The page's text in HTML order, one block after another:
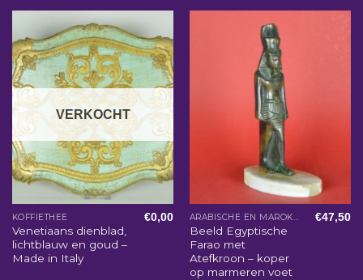
VERKOCHT
KOFFIETHEE
Venetiaans dienblad,
lichtblauw en goud –
Made in Italy
€0,00 ARABISCHE EN MAROKKAANSE WOONACCESSOIRES
Beeld Egyptische
Farao met
Atefkroon – koper
op marmeren voet
€47,50